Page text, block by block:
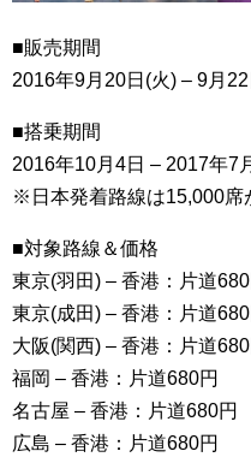
■販売期間
2016年9月20日(火) – 9月
■搭乗期間
2016年10月4日 – 2017年7
※日本発着路線は15,000席
■対象路線＆価格
東京(羽田) – 香港：片道680
東京(成田) – 香港：片道680
大阪(関西) – 香港：片道680
福岡 – 香港：片道680円
名古屋 – 香港：片道680円
広島 – 香港：片道680円